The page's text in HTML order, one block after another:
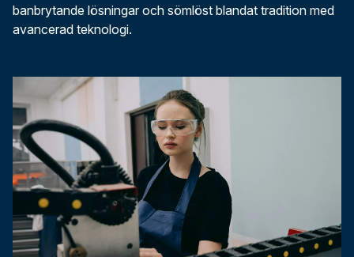
banbrytande lösningar och sömlöst blandat tradition med
avancerad teknologi.